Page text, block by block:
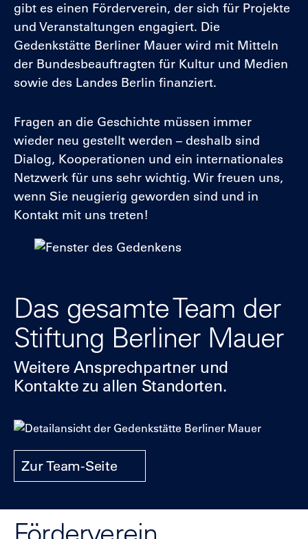
gibt es einen Förderverein, der sich für Projekte
und Veranstaltungen engagiert. Die
Gedenkstätte Berliner Mauer wird mit Mitteln
der Bundesbeauftragten für Kultur und Medien
sowie des Landes Berlin finanziert.
Fragen an die Geschichte müssen immer
wieder neu gestellt werden – deshalb sind
Dialog, Kooperationen und ein internationales
Netzwerk für uns sehr wichtig. Wir freuen uns,
wenn Sie neugierig geworden sind und in
Kontakt mit uns treten!
Das gesamte Team der
Stiftung Berliner Mauer
Weitere Ansprechpartner und
Kontakte zu allen Standorten.
Zur Team-Seite